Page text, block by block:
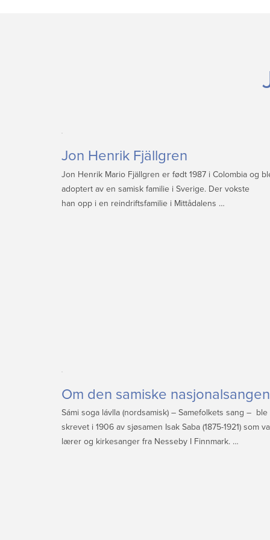
Jon Henrik Fjällgren
Jon Henrik Mario Fjällgren er født 1987 i Colombia og
adoptert av en samisk familie i Sverige. Der vokste
han opp i en reindriftsfamilie i Mittådalens …
Om den samiske nasjonalsangen
Sámi soga lávlla (nordsamisk) – Samefolkets sang – ble
skrevet i 1906 av sjøsamen Isak Saba (1875-1921) som
lærer og kirkesanger fra Nesseby I Finnmark. …